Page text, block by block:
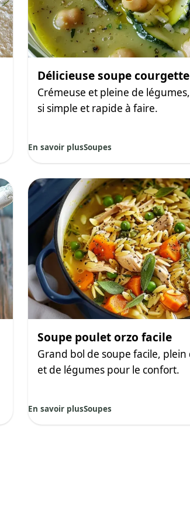
Délicieuse soupe
Crémeuse et pleine de
si simple et rapide à faire.
En savoir plusSoupes
Soupe poulet orzo facile
Grand bol de soupe facile,
et de légumes pour le confort.
En savoir plusSoupes